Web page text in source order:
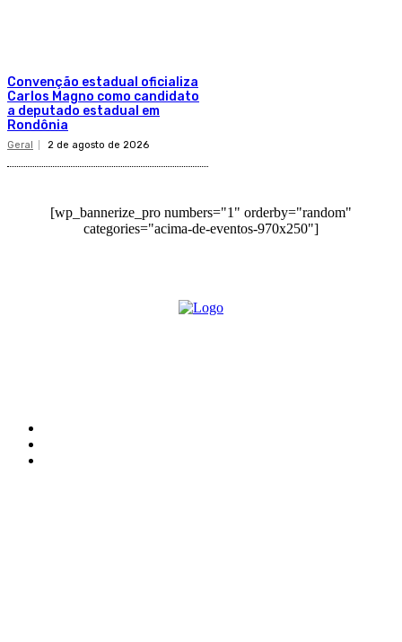
Convenção estadual oficializa
Carlos Magno como candidato
a deputado estadual em
Rondônia
Geral 2 de agosto de 2026
[wp_bannerize_pro numbers="1" orderby="random"
categories="acima-de-eventos-970x250"]